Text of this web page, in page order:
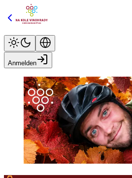
Anmelden